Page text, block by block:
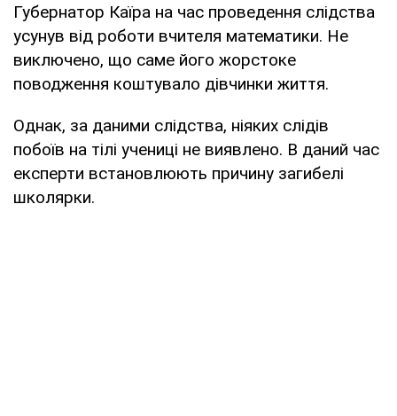
Губернатор Каїра на час проведення слідства
усунув від роботи вчителя математики. Не
виключено, що саме його жорстоке
поводження коштувало дівчинки життя.
Однак, за даними слідства, ніяких слідів
побоїв на тілі учениці не виявлено. В даний час
експерти встановлюють причину загибелі
школярки.